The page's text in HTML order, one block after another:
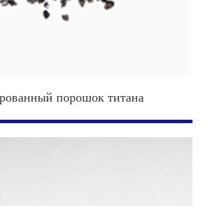
порошок титана